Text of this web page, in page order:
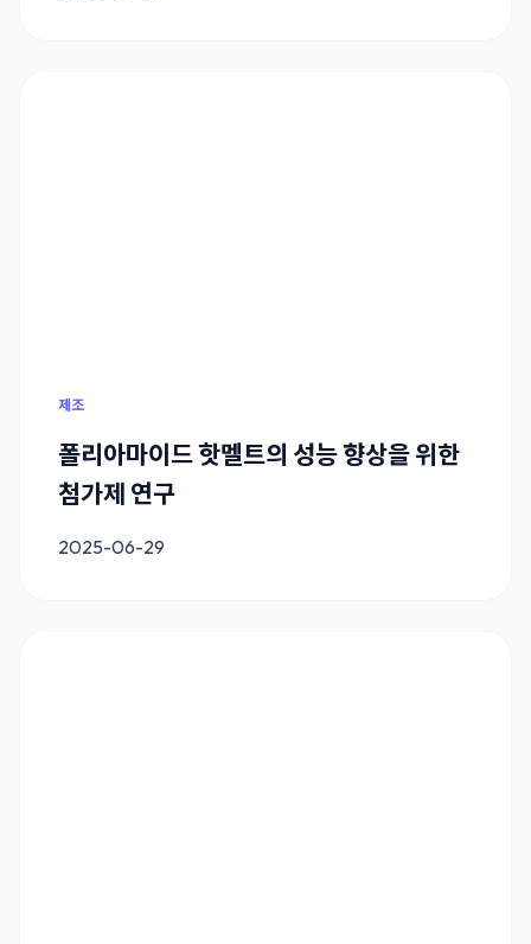
제조
폴리아마이드 핫멜트의 성능 향상을 위한
첨가제 연구
2025-06-29